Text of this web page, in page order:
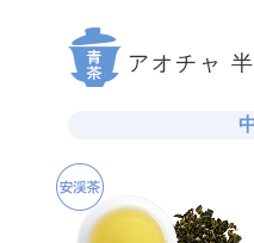
アオチャ